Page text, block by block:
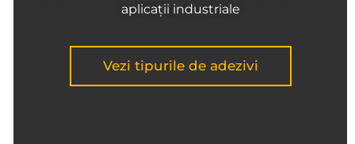
aplicații industriale
Vezi tipurile de adezivi